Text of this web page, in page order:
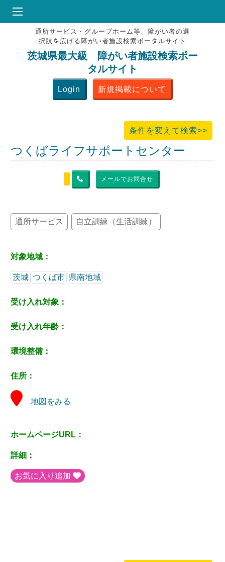
HOME
♥お気にりブックマーク
掲載会員MENU
よくある質問
通所サービス・グループホーム等、障がい者の選
択肢を広げる障がい者施設検索ポータルサイト
茨城県最大級 障がい者施設検索ポー
タルサイト
Login 新規掲載について
条件を変えて検索>>
つくばライフサポートセンター
メールでお問合せ
通所サービス 自立訓練（生活訓練）
対象地域：
茨城 つくば市 県南地域
受け入れ対象：
受け入れ年齢：
環境整備：
住所：
地図をみる
ホームページURL：
詳細：
お気に入り追加